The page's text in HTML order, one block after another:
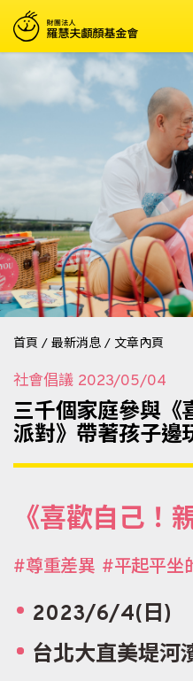
首頁 / 最新消息 / 文章內頁
社會倡議 2023/05/04
三千個家庭參與《
派對》帶著孩子邊
《喜歡自己！
#尊重差異 #平起平坐
2023/6/4(日)
台北大直美堤河